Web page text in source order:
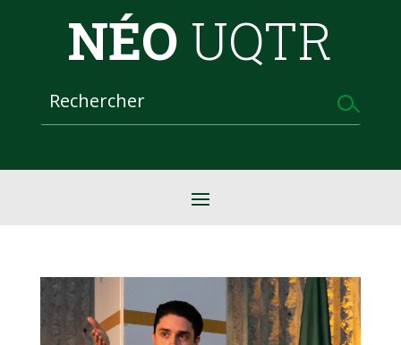
NÉO UQTR